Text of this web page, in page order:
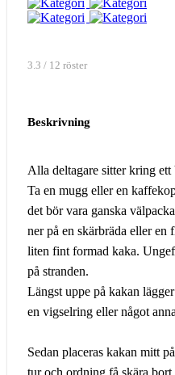
3.3 / 12 röster
Beskrivning
Alla deltagare sitter kring ett
Ta en mugg eller en
det bör vara ganska
ner på en skärbräda eller
liten fint formad kaka.
på stranden.
Längst uppe på kakan
en vigselring eller något
Sedan placeras kakan mitt
tur och ordning få skära